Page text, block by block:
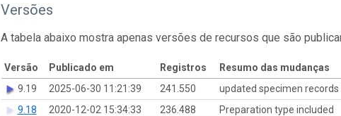
Versões
A tabela abaixo mostra apenas versões de recursos que são
Versão Publicado em Registros Resumo das mudanças
9.19
2025-06-30 11:21:39 241.550 updated specimen records
9.18
2020-12-02 15:34:33 236.488 Preparation type included